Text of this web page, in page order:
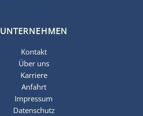
UNTERNEHMEN
Kontakt
Über uns
Karriere
Anfahrt
Impressum
Datenschutz